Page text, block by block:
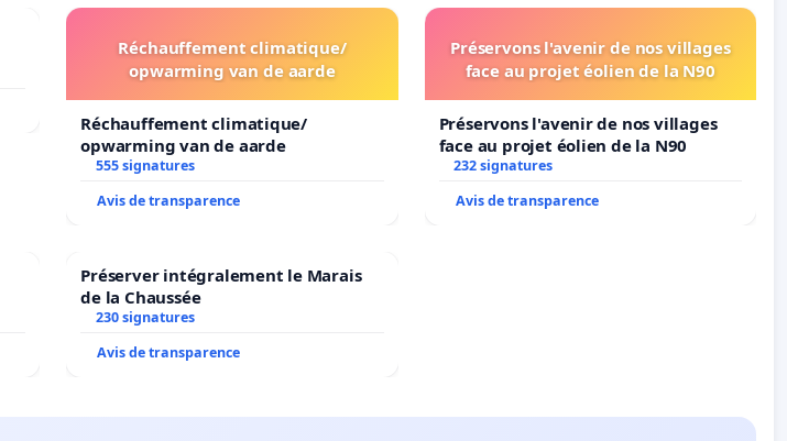
Réchauffement climatique/
opwarming van de aarde
Réchauffement climatique/
opwarming van de aarde
555 signatures
Avis de transparence
Préservons l'avenir de nos villages
face au projet éolien de la N90
Préservons l'avenir de nos villages
face au projet éolien de la N90
232 signatures
Avis de transparence
Préserver intégralement le Marais
de la Chaussée
230 signatures
Avis de transparence